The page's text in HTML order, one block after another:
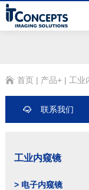
首页| 产品+| 工业
联系我们
工业内窥镜
> 电子内窥镜